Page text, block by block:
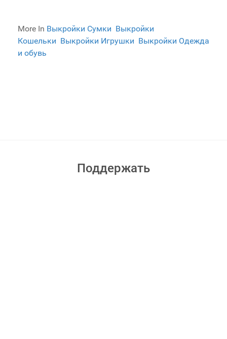
More In Выкройки Сумки Выкройки
Кошельки Выкройки Игрушки Выкройки Одежда
и обувь
Поддержать